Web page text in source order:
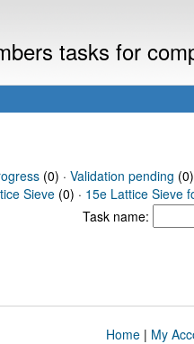
tasks for
(0) · Validation pending
Sieve (0) · 15e Lattice Sieve
Task name:
Home| My